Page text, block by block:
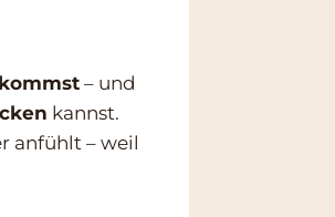
– und
kannst.
anfühlt – weil